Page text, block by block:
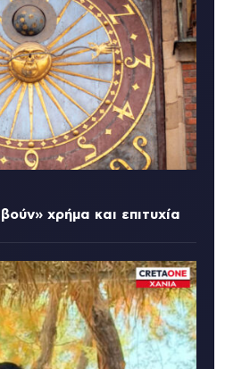
χρήμα και επιτυχία